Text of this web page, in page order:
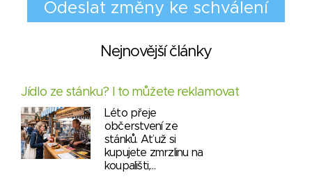
Nejnovější články
Jídlo ze stánku? I to můžete reklamovat
Léto přeje
občerstvení ze
stánků. Ať už si
kupujete zmrzlinu na
koupališti,…